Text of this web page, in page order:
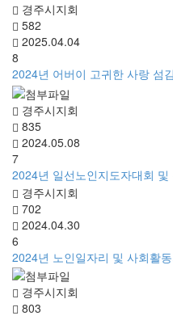
경주시지회
582
2025.04.04
8
2024년 어버이 고귀한 사랑 섬
경주시지회
835
2024.05.08
7
2024년 일선노인지도자대회 및
경주시지회
702
2024.04.30
6
2024년 노인일자리 및 사회활
경주시지회
803